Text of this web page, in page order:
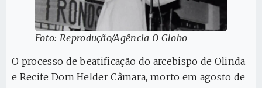
Foto: Reprodução/Agência O Globo
O processo de beatificação do arcebispo de Olinda
e Recife Dom Helder Câmara, morto em agosto de